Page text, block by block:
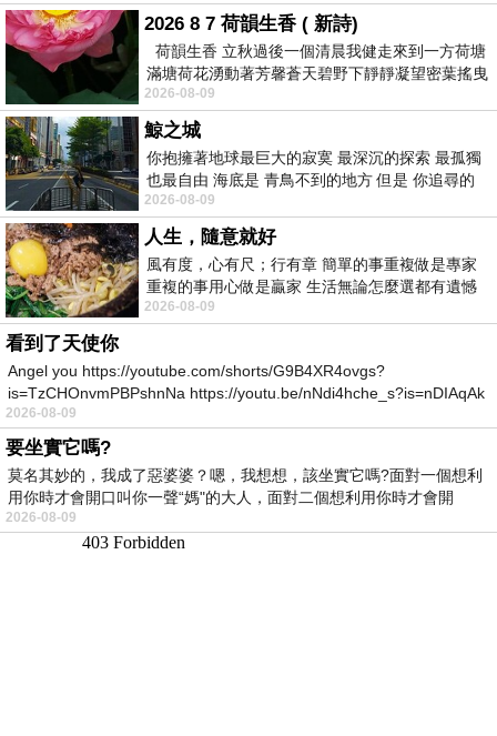
2026 8 7 荷韻生香 ( 新詩)
荷韻生香 立秋過後一個清晨我健走來到一方荷塘
滿塘荷花湧動著芳馨蒼天碧野下靜靜凝望密葉搖曳
幽泉中復有蛙鳴嘓嘓水波裡搖曳
2026-08-09
鯨之城
你抱擁著地球最巨大的寂寞 最深沉的探索 最孤獨
也最自由 海底是 青鳥不到的地方 但是 你追尋的
幸福 可以比珍珠更
2026-08-09
人生，隨意就好
風有度，心有尺；行有章 簡單的事重複做是專家
重複的事用心做是贏家 生活無論怎麼選都有遺憾
所以開心就好 生活不會辜負認真
2026-08-09
看到了天使你
Angel you https://youtube.com/shorts/G9B4XR4ovgs?
is=TzCHOnvmPBPshnNa https://youtu.be/nNdi4hche_s?is=nDIAqAk
2026-08-09
要坐實它嗎?
莫名其妙的，我成了惡婆婆？嗯，我想想，該坐實它嗎?面對一個想利
用你時才會開口叫你一聲“媽"的大人，面對二個想利用你時才會開
2026-08-09